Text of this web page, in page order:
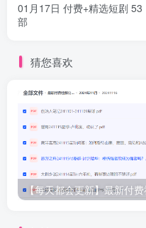
01月17日 付费+精选短剧 53
部
猜您喜欢